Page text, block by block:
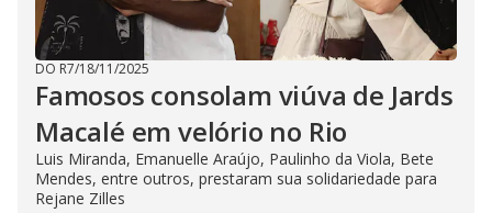
DO R7/18/11/2025
Famosos consolam viúva de Jards
Macalé em velório no Rio
Luis Miranda, Emanuelle Araújo, Paulinho da Viola, Bete
Mendes, entre outros, prestaram sua solidariedade para
Rejane Zilles